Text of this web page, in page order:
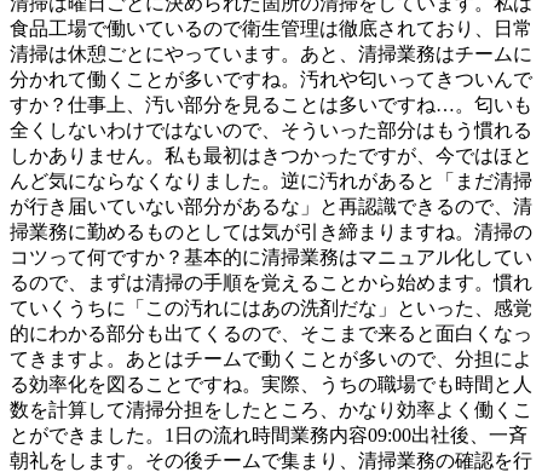
食品工場で働いているので衛生管理は徹底されており、日常
清掃は休憩ごとにやっています。あと、清掃業務はチームに
分かれて働くことが多いですね。汚れや匂いってきついんで
すか？仕事上、汚い部分を見ることは多いですね…。匂いも
全くしないわけではないので、そういった部分はもう慣れる
しかありません。私も最初はきつかったですが、今ではほと
んど気にならなくなりました。逆に汚れがあると「まだ清掃
が行き届いていない部分があるな」と再認識できるので、清
掃業務に勤めるものとしては気が引き締まりますね。清掃の
コツって何ですか？基本的に清掃業務はマニュアル化してい
るので、まずは清掃の手順を覚えることから始めます。慣れ
ていくうちに「この汚れにはあの洗剤だな」といった、感覚
的にわかる部分も出てくるので、そこまで来ると面白くなっ
てきますよ。あとはチームで動くことが多いので、分担によ
る効率化を図ることですね。実際、うちの職場でも時間と人
数を計算して清掃分担をしたところ、かなり効率よく働くこ
とができました。1日の流れ時間業務内容09:00出社後、一斉
朝礼をします。その後チームで集まり、清掃業務の確認を行